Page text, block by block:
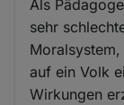
Als
sehr
auf ein Volk
Wirkungen